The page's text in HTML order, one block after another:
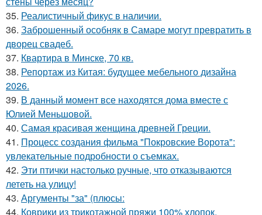
35. Реалистичный фикус в наличии.
36. Заброшенный особняк в Самаре могут превратить в
дворец свадеб.
37. Квартира в Минске, 70 кв.
38. Репортаж из Китая: будущее мебельного дизайна
2026.
39. В данный момент все находятся дома вместе с
Юлией Меньшовой.
40. Самая красивая женщина древней Греции.
41. Процесс создания фильма "Покровские Ворота":
увлекательные подробности о съемках.
42. Эти птички настолько ручные, что отказываются
лететь на улицу!
43. Аргументы "за" (плюсы:
44. Коврики из трикотажной пряжи 100% хлопок.